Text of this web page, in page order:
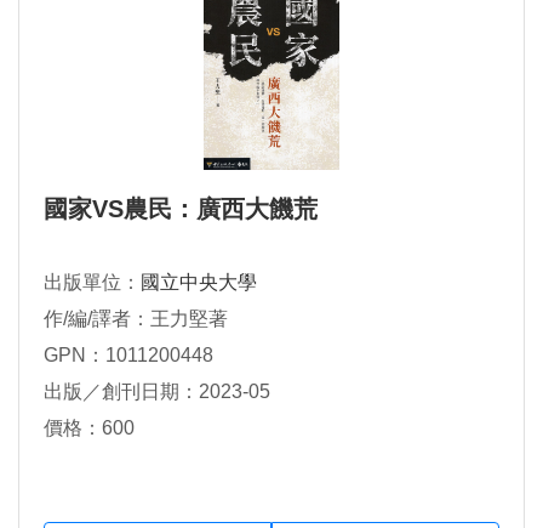
國家VS農民：廣西大饑荒
出版單位： 國立中央大學
作/編/譯者：王力堅著
GPN：1011200448
出版／創刊日期：2023-05
價格：600